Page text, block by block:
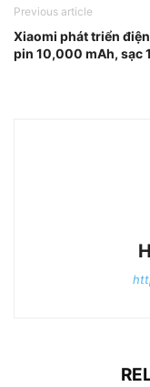
Previous article
Xiaomi phát triển
pin 10,000 mAh, sạc